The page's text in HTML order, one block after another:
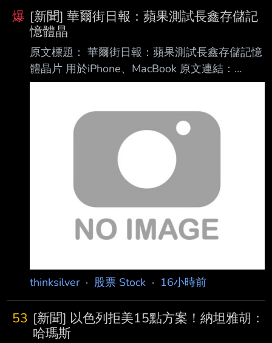
今表示，先 前老母雞換羽，天氣熱等因素持
續，產量一直還沒起來，因此決定本周蛋價漲3
元。有雞 農表示，產區供應量近期確實有進一
步降低，成了漲價主因。 根據農業部最新雞蛋
產銷資訊顯示，目前雞蛋每日生產量約12萬
示，受到高溫氣候、產能調節及飼料價
爆 [新聞] 華爾街日報：蘋果測試長鑫存儲記
憶體晶
原文標題： 華爾街日報：蘋果測試長鑫存儲記憶
體晶片 用於iPhone、MacBook 原文連結：
https://reurl.cc/7Yj8E9 發布時間： 2026-08-09
原文內容： 蘋果 (AAPL-US) 正在 iPhone、
MacBook 等產品線中測試長鑫存儲（CXMT）的
記憶體晶片 ，以緩解人工智慧（AI）熱潮引發的
記憶體短缺問題。 據《華爾街日報》9 日（周
日）報導，知情人士透露，蘋果已與中國最大晶
片製造商長鑫 存儲就零件供應展開初
thinksilver· 股票 Stock · 16小時前
53 [新聞] 以色列拒美15點方案！納坦雅胡：
哈瑪斯